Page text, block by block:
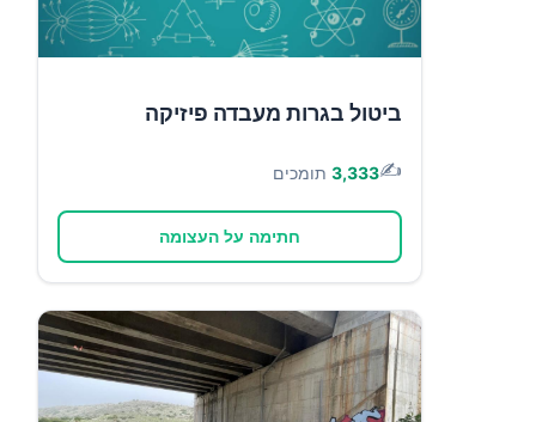
ביטול בגרות מעבדה פיזיקה
✍️
3,333 תומכים
חתימה על העצומה